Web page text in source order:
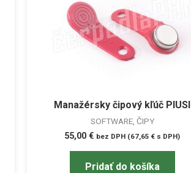
Manažérsky čipový kľúč PIUSI
SOFTWARE, ČIPY
55,00 € bez DPH (67,65 € s DPH)
Pridať do košíka